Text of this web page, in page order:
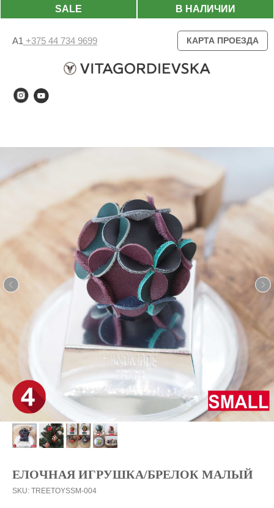
В НАЛИЧИИ
SALE
А1 +375 44 734 9699 КАРТА ПРОЕЗДА
ЕЛОЧНАЯ ИГРУШКА/БРЕЛОК МАЛЫЙ
SKU: TREETOYSSM-004